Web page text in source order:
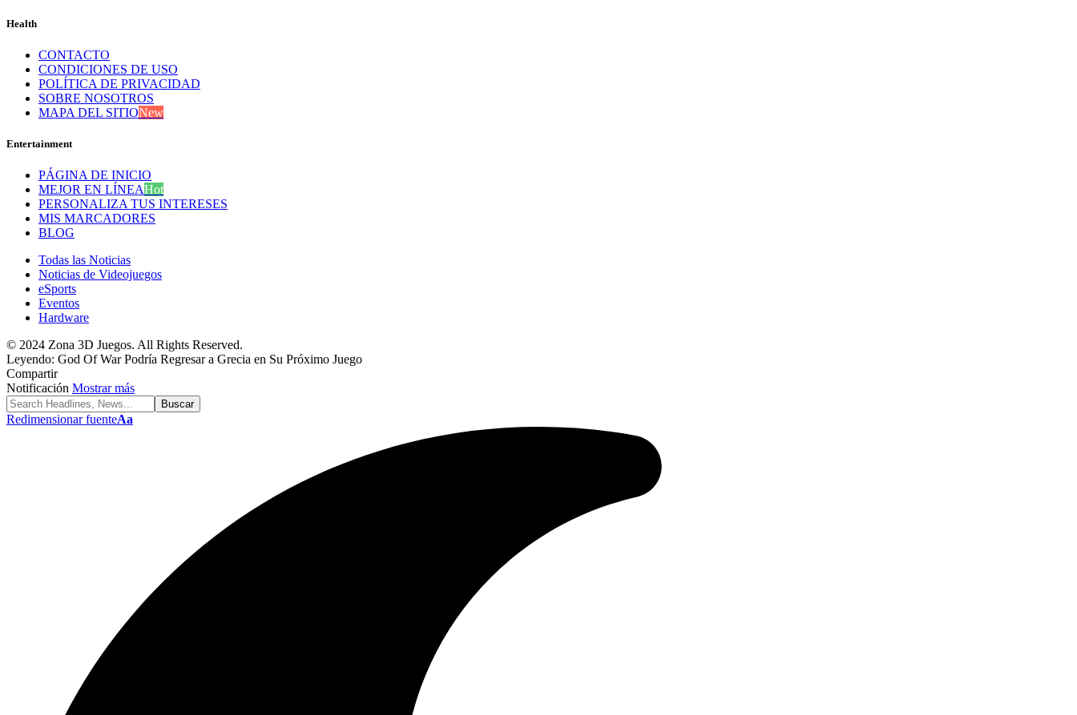
Health
CONTACTO
CONDICIONES DE USO
POLÍTICA DE PRIVACIDAD
SOBRE NOSOTROS
MAPA DEL SITIONew
Entertainment
PÁGINA DE INICIO
MEJOR EN LÍNEAHot
PERSONALIZA TUS INTERESES
MIS MARCADORES
BLOG
Todas las Noticias
Noticias de Videojuegos
eSports
Eventos
Hardware
© 2024 Zona 3D Juegos. All Rights Reserved.
Leyendo: God Of War Podría Regresar a Grecia en Su Próximo Juego
Compartir
Notificación Mostrar más
Redimensionar fuenteAa